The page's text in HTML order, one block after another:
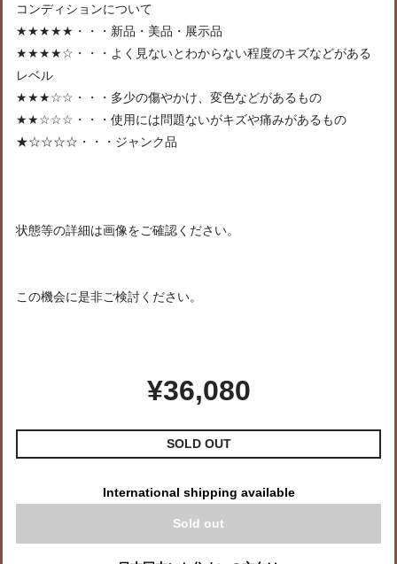
コンディションについて
★★★★★・・・新品・美品・展示品
★★★★☆・・・よく見ないとわからない程度のキズなどがある
レベル
★★★☆☆・・・多少の傷やかけ、変色などがあるもの
★★☆☆☆・・・使用には問題ないがキズや痛みがあるもの
★☆☆☆☆・・・ジャンク品
状態等の詳細は画像をご確認ください。
この機会に是非ご検討ください。
¥36,080
SOLD OUT
International shipping available
Sold out